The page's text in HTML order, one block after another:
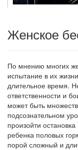
Зарплата врачей в
встрече с
Женское
По мнению многих
испытание в их
длительное время.
ответственности и
может быть
подсознательном
произойти
ребенка половых
порой сложный и